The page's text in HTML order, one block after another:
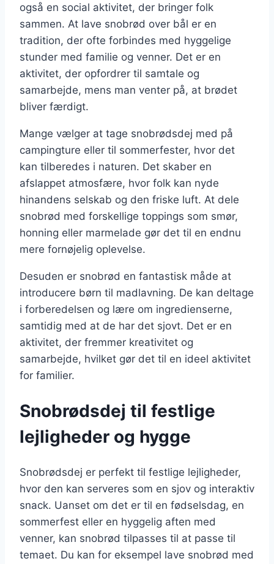
også en social aktivitet, der bringer folk
sammen. At lave snobrød over bål er en
tradition, der ofte forbindes med hyggelige
stunder med familie og venner. Det er en
aktivitet, der opfordrer til samtale og
samarbejde, mens man venter på, at brødet
bliver færdigt.
Mange vælger at tage snobrødsdej med på
campingture eller til sommerfester, hvor det
kan tilberedes i naturen. Det skaber en
afslappet atmosfære, hvor folk kan nyde
hinandens selskab og den friske luft. At dele
snobrød med forskellige toppings som smør,
honning eller marmelade gør det til en endnu
mere fornøjelig oplevelse.
Desuden er snobrød en fantastisk måde at
introducere børn til madlavning. De kan deltage
i forberedelsen og lære om ingredienserne,
samtidig med at de har det sjovt. Det er en
aktivitet, der fremmer kreativitet og
samarbejde, hvilket gør det til en ideel aktivitet
for familier.
Snobrødsdej til festlige
lejligheder og hygge
Snobrødsdej er perfekt til festlige lejligheder,
hvor den kan serveres som en sjov og interaktiv
snack. Uanset om det er til en fødselsdag, en
sommerfest eller en hyggelig aften med
venner, kan snobrød tilpasses til at passe til
temaet. Du kan for eksempel lave snobrød med